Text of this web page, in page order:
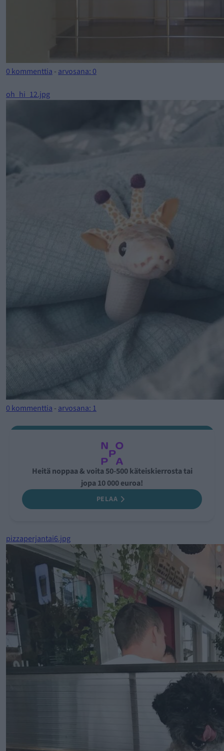
0 kommenttia - arvosana: 0
oh_hi_12.jpg
0 kommenttia - arvosana: 1
Heitä noppaa & voita 50-500 käteiskierrosta tai
jopa 10 000 euroa!
PELAA
pizzaperjantai6.jpg